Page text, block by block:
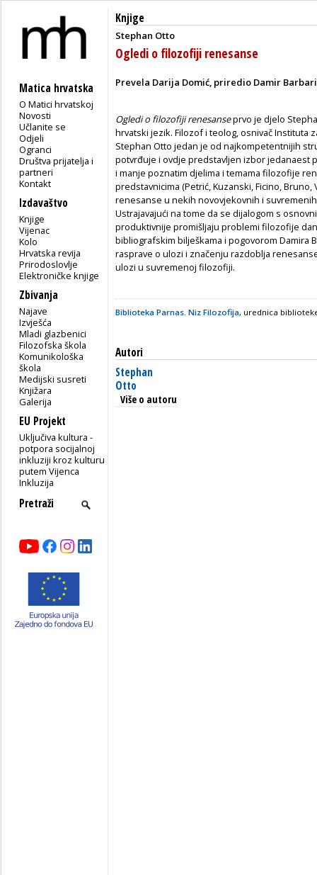
Matica hrvatska
O Matici hrvatskoj
Novosti
Učlanite se
Odjeli
Ogranci
Društva prijatelja i
partneri
Kontakt
Izdavaštvo
Knjige
Vijenac
Kolo
Hrvatska revija
Prirodoslovlje
Elektroničke knjige
Zbivanja
Najave
Izvješća
Mladi glazbenici
Filozofska škola
Komunikološka
škola
Medijski susreti
Knjižara
Galerija
EU Projekt
Uključiva kultura -
potpora socijalnoj
inkluziji kroz kulturu
putem Vijenca
Inkluzija
Knjige
Stephan Otto
Ogledi o filozofiji renesanse
Prevela Darija Domić, priredio Damir
Ogledi o filozofiji renesanseprvo je djelo
hrvatski jezik. Filozof i teolog, osnivač
Stephan Otto jedan je od najkompetentnijih
potvrđuje i ovdje predstavljen izbor jedanaest
i manje poznatim djelima i temama filozofije
predstavnicima (Petrić, Kuzanski, Ficino,
renesanse u nekih novovjekovnih i suvremenih
Ustrajavajući na tome da se dijalogom s
produktivnije promišljaju problemi filozofije
bibliografskim bilješkama i pogovorom Damira
rasprave o ulozi i značenju razdoblja
ulozi u suvremenoj filozofiji.
Biblioteka Parnas. Niz Filozofija, urednica
Autori
Stephan
Otto
Više o autoru